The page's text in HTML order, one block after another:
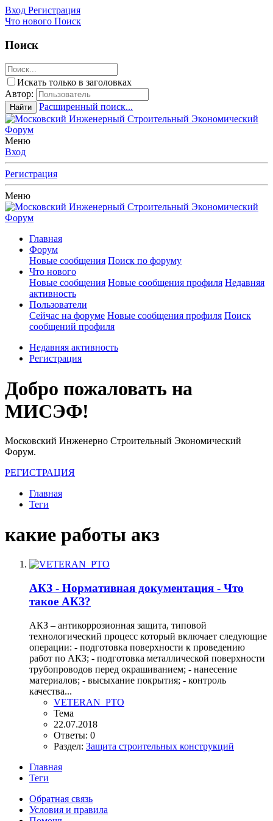
Вход Регистрация
Что нового Поиск
Поиск
Искать только в заголовках
Автор:
Найти Расширенный поиск...
Меню
Вход
Регистрация
Меню
Главная
Форум
Новые сообщения Поиск по форуму
Что нового
Новые сообщения Новые сообщения профиля Недавняя
активность
Пользователи
Сейчас на форуме Новые сообщения профиля Поиск
сообщений профиля
Недавняя активность
Регистрация
Добро пожаловать на
МИСЭФ!
Московский Инженерно Строительный Экономический
Форум.
РЕГИСТРАЦИЯ
Главная
Теги
какие работы акз
АКЗ - Нормативная документация - Что
такое АКЗ?
АКЗ – антикоррозионная защита, типовой
технологический процесс который включает следующие
операции: - подготовка поверхности к проведению
работ по АКЗ; - подготовка металлической поверхности
трубопроводов перед окрашиванием; - нанесение
материалов; - высыхание покрытия; - контроль
качества...
VETERAN_PTO
Тема
22.07.2018
Ответы: 0
Раздел: Защита строительных конструкций
Главная
Теги
Обратная связь
Условия и правила